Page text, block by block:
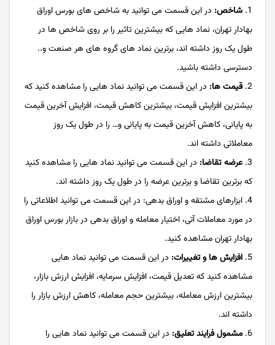
شاخص: در این قسمت می توانید به شاخص های بورس اوراق
بهادار تهران، نماد هایی که بیشترین تاثیر را بر روی شاخص ها در
طول یک روز داشته اند، برترین نماد های گروه های هر صنعت و..
دسترسی داشته باشید.
قیمت ها: در این قسمت می توانید نماد هایی را مشاهده کنید که
بیشترین افزایش قیمت، بیشترین کاهش قیمت، افزایش آخرین قیمت
به پایانی، کاهش آخرین قیمت به پایانی و… را در طول یک روز
معاملاتی داشته اند.
عرضه تقاضا: در این قسمت می توانید نماد هایی را مشاهده کنید
که برترین تقاضا و برترین عرضه را در طول یک روز داشته اند.
ابزارهای مشتقه و اوراق بدهی: در این قسمت می توانید اطلاعاتی را
در مورد معاملات آتی، اختیار معامله و اوراق بدهی در بازار بورس اوراق
بهادار تهران مشاهده کنید.
افزایش ها و تغییرات: در این قسمت می توانید نماد هایی
مشاهده کنید که تعدیل قیمت، افزایش سرمایه، افزایش ارزش بازار،
بیشترین ارزش معامله، بیشترین حجم معامله، کاهش ارزش بازار را
داشته اند.
مشمول فرایند تعلیق: در این قسمت می توانید نماد هایی را